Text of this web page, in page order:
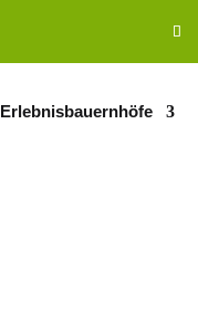
Erlebnisbauernhöfe